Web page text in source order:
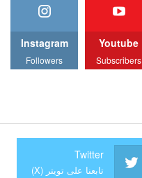
Youtube
Subscribers
Instagram
Followers
Twitter
تابعنا على تويتر (X)